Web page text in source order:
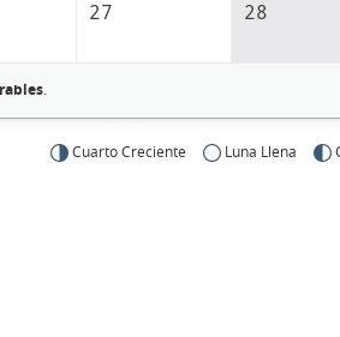
27 28
.
Cuarto Creciente Luna Llena